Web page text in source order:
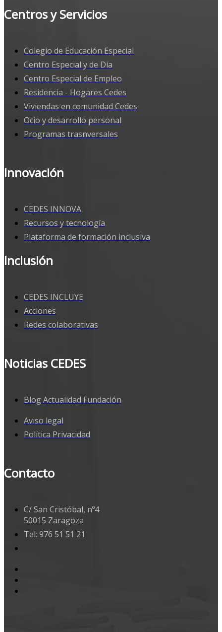
Centros y Servicios
Colegio de Educación Especial
Centro Especial y de Día
Centro Especial de Empleo
Residencia - Hogares Cedes
Viviendas en comunidad Cedes
Ocio y desarrollo personal
Programas trasnversales
Innovación
CEDES INNOVA
Recursos y tecnología
Plataforma de formación inclusiva
Inclusión
CEDES INCLUYE
Acciones
Redes colaborativas
Noticias CEDES
Blog Actualidad Fundación
Aviso legal
Política Privacidad
Contacto
C/ San Cristóbal, nº4
50015 Zaragoza
Tel: 976 51 51 21